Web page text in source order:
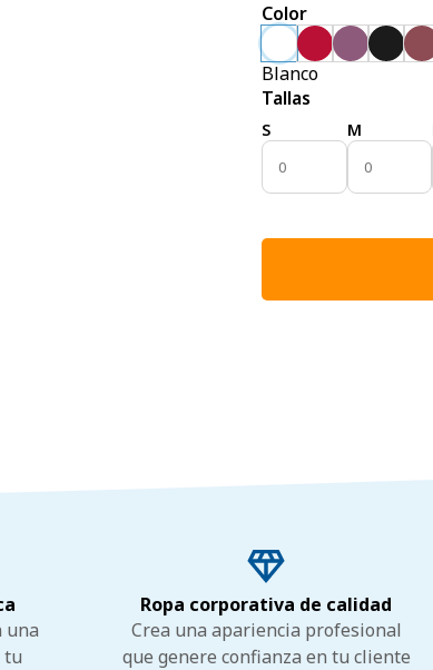
Color
Blanco
Tallas
S
M
una
tu
Ropa corporativa de calidad
Crea una apariencia profesional
que genere confianza en tu cliente